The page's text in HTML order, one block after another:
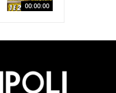
00:00:00